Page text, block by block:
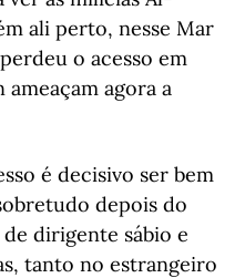
ali perto, nesse Mar
o acesso em
ameaçam agora a
é decisivo ser bem
depois do
dirigente sábio e
tanto no estrangeiro